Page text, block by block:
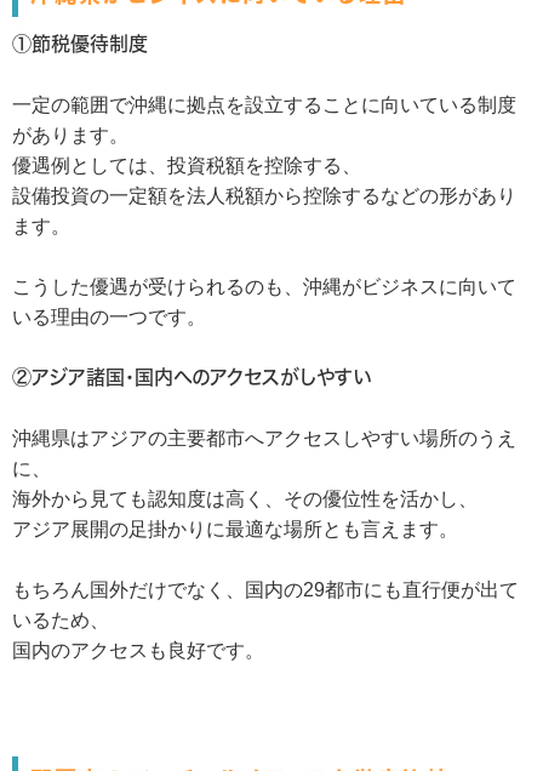
①節税優待制度
一定の範囲で沖縄に拠点を設立することに向いている制度
があります。
優遇例としては、投資税額を控除する、
設備投資の一定額を法人税額から控除するなどの形があり
ます。
こうした優遇が受けられるのも、沖縄がビジネスに向いて
いる理由の一つです。
②アジア諸国・国内へのアクセスがしやすい
沖縄県はアジアの主要都市へアクセスしやすい場所のうえ
に、
海外から見ても認知度は高く、その優位性を活かし、
アジア展開の足掛かりに最適な場所とも言えます。
もちろん国外だけでなく、国内の29都市にも直行便が出て
いるため、
国内のアクセスも良好です。